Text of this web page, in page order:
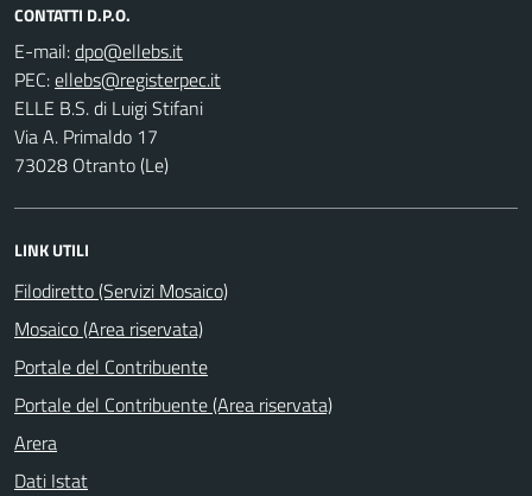
CONTATTI D.P.O.
E-mail:
PEC:
ELLE B.S. di Luigi Stifani
Via A. Primaldo 17
73028 Otranto (Le)
LINK UTILI
Filodiretto (Servizi Mosaico)
Mosaico (Area riservata)
Portale del Contribuente
Portale del Contribuente (Area riservata)
Arera
Dati Istat